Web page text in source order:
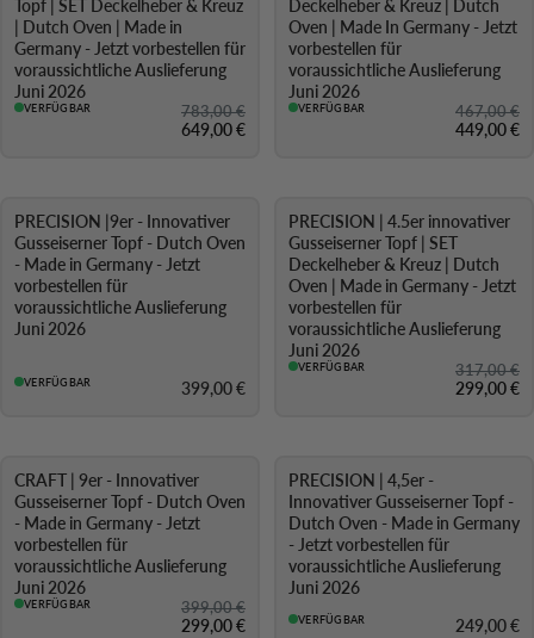
Topf | SET Deckelheber & Kreuz
| Dutch Oven | Made in
Germany - Jetzt vorbestellen für
voraussichtliche Auslieferung
Juni 2026
VERFÜGBAR 783,00 €
649,00 €
Deckelheber & Kreuz | Dutch
Oven | Made In Germany - Jetzt
vorbestellen für
voraussichtliche Auslieferung
Juni 2026
VERFÜGBAR 467,00 €
449,00 €
PRECISION |9er - Innovativer
Gusseiserner Topf - Dutch Oven
- Made in Germany - Jetzt
vorbestellen für
voraussichtliche Auslieferung
Juni 2026
VERFÜGBAR 399,00 €
% SALE
PRECISION | 4.5er innovativer
Gusseiserner Topf | SET
Deckelheber & Kreuz | Dutch
Oven | Made in Germany - Jetzt
vorbestellen für
voraussichtliche Auslieferung
Juni 2026
VERFÜGBAR 317,00 €
299,00 €
-25 %
CRAFT | 9er - Innovativer
Gusseiserner Topf - Dutch Oven
- Made in Germany - Jetzt
vorbestellen für
voraussichtliche Auslieferung
Juni 2026
VERFÜGBAR 399,00 €
299,00 €
PRECISION | 4,5er -
Innovativer Gusseiserner Topf -
Dutch Oven - Made in Germany
- Jetzt vorbestellen für
voraussichtliche Auslieferung
Juni 2026
VERFÜGBAR 249,00 €